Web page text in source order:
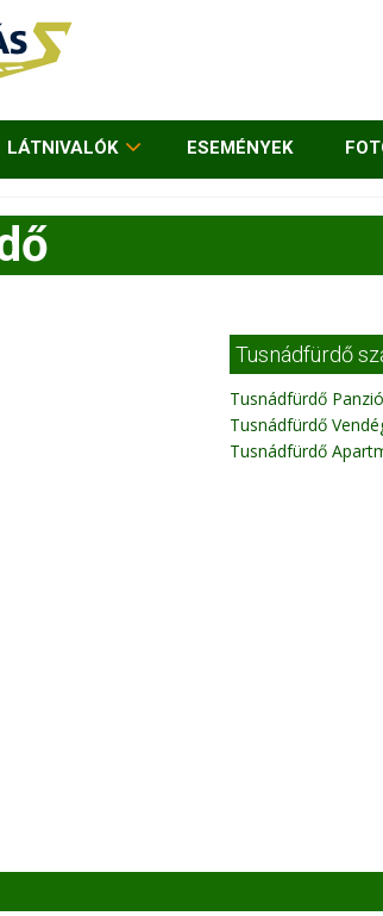
LÁTNIVALÓK ESEMÉNYEK
Tusnádfürdő
Tusnádfürdő
Tusnádfürdő
Tusnádfürdő